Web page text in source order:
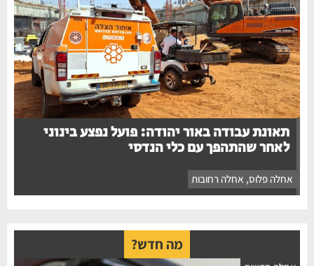
תאונת עבודה באור יהודה: פועל נפצע בינוני
לאחר שהתהפך עם כלי הנדסי
אחלה פלוס, אחלה רחובות
מה חדש?